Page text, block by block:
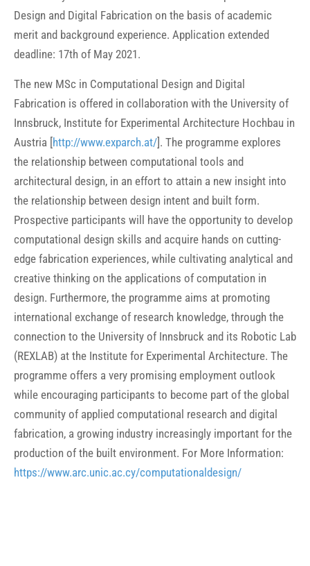
Design and Digital Fabrication on the basis of academic
merit and background experience. Application extended
deadline: 17th of May 2021.
The new MSc in Computational Design and Digital
Fabrication is offered in collaboration with the University of
Innsbruck, Institute for Experimental Architecture Hochbau in
Austria [http://www.exparch.at/]. The programme explores
the relationship between computational tools and
architectural design, in an effort to attain a new insight into
the relationship between design intent and built form.
Prospective participants will have the opportunity to develop
computational design skills and acquire hands on cutting-
edge fabrication experiences, while cultivating analytical and
creative thinking on the applications of computation in
design. Furthermore, the programme aims at promoting
international exchange of research knowledge, through the
connection to the University of Innsbruck and its Robotic Lab
(REXLAB) at the Institute for Experimental Architecture. The
programme offers a very promising employment outlook
while encouraging participants to become part of the global
community of applied computational research and digital
fabrication, a growing industry increasingly important for the
production of the built environment. For More Information:
https://www.arc.unic.ac.cy/computationaldesign/